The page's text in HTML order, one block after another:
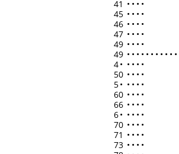
41 • • • •
45 • • • •
46 • • • •
47 • • • •
49 • • • •
49 • • • • • • • • • • •
4• • • • •
50 • • • •
5• • • • •
60 • • • •
66 • • • •
6• • • • •
70 • • • •
71 • • • •
73 • • • •